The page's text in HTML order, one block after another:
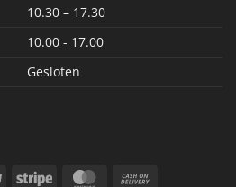
10.30 – 17.30
10.00 - 17.00
Gesloten
PayPal Stripe MasterCard